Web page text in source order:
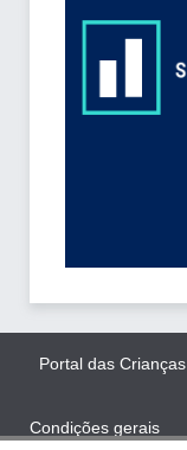
Portal das
Condições gerais